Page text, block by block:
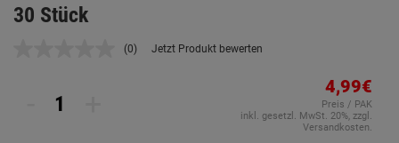
30 Stück
Kein
(0) Jetzt Produkt bewerten
4,99€
Preis / PAK
inkl. gesetzl. MwSt. 20%, zzgl.
Versandkosten.